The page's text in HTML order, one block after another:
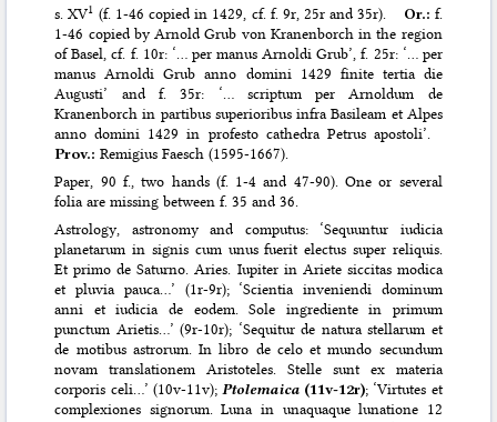
s. XV1 (f. 1-46 copied in 1429, cf. f. 9r, 25r and 35r). Or.: f.
1-46 copied by Arnold Grub von Kranenborch in the region
of Basel, cf. f. 10r: ‘… per manus Arnoldi Grub’, f. 25r: ‘… per
manus Arnoldi Grub anno domini 1429 finite tertia die
Augusti’ and f. 35r: ‘… scriptum per Arnoldum de
Kranenborch in partibus superioribus infra Basileam et Alpes
anno domini 1429 in profesto cathedra Petrus apostoli’.
Prov.: Remigius Faesch (1595-1667).
Paper, 90 f., two hands (f. 1-4 and 47-90). One or several
folia are missing between f. 35 and 36.
Astrology, astronomy and computus: ‘Sequuntur iudicia
planetarum in signis cum unus fuerit electus super reliquis.
Et primo de Saturno. Aries. Iupiter in Ariete siccitas modica
et pluvia pauca…’ (1r-9r); ‘Scientia inveniendi dominum
anni et iudicia de eodem. Sole ingrediente in primum
punctum Arietis…’ (9r-10r); ‘Sequitur de natura stellarum et
de motibus astrorum. In libro de celo et mundo secundum
novam translationem Aristoteles. Stelle sunt ex materia
corporis celi…’ (10v-11v); Ptolemaica (11v-12r); ‘Virtutes et
complexiones signorum. Luna in unaquaque lunatione 12